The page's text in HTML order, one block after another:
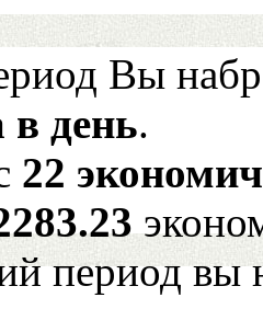
Вы
в день.
22
период вы